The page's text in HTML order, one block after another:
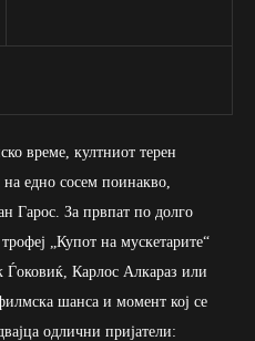
време, култниот терен
едно сосем поинакво,
Гарос. За првпат по долго
„Купот на мускетарите“
Ѓоковиќ, Карлос Алкараз или
шанса и момент кој се
одлични пријатели: